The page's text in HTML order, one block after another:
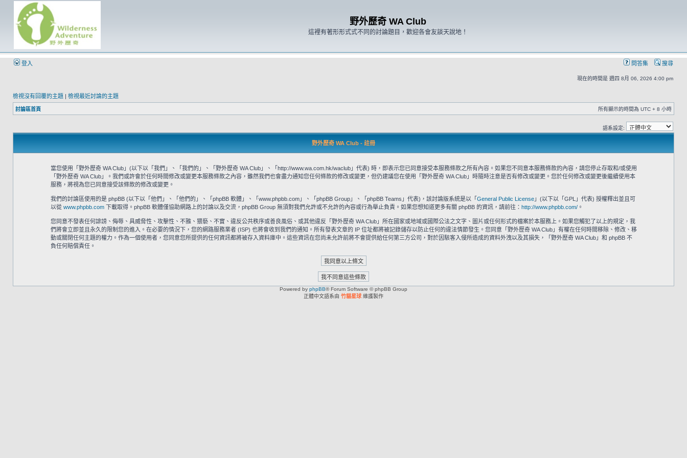
野外歷奇 WA Club
這裡有著形形式式不同的討論題目，歡迎各會友談天說地！
登入 問答集 搜尋
現在的時間是 週四 8月 06, 2026 4:00 pm
檢視沒有回覆的主題 | 檢視最近討論的主題
討論區首頁 所有顯示的時間為 UTC + 8 小時
語系設定:
野外歷奇 WA Club - 註冊
當您使用「野外歷奇 WA Club」(以下以「我們」、「我們的」、「野外歷奇 WA Club」、「http://www.wa.com.hk/waclub」代表) 時，即表示您已同意接受本服務條款之所有內容。如果您不同意本服務條款的內容，請您停止存取和/或使用
「野外歷奇 WA Club」。我們或許會於任何時間修改或變更本服務條款之內容，雖然我們也會盡力通知您任何條款的修改或變更，但仍建議您在使用「野外歷奇 WA Club」時隨時注意是否有修改或變更。您於任何修改或變更後繼續使用本
服務，將視為您已同意接受該條款的修改或變更。
我們的討論區使用的是 phpBB (以下以「他們」、「他們的」、「phpBB 軟體」、「www.phpbb.com」、「phpBB Group」、「phpBB Teams」代表)，該討論版系統是以「 General Public License」(以下以「GPL」代表) 授權釋出並且可
以從 www.phpbb.com下載取得。phpBB 軟體僅協助網路上的討論以及交流，phpBB Group 無須對我們允許或不允許的內容或行為舉止負責。如果您想知道更多有關 phpBB 的資訊，請前往： http://www.phpbb.com/。
您同意不發表任何誹謗、侮辱、具威脅性、攻擊性、不雅、猥褻、不實、違反公共秩序或善良風俗、或其他違反「野外歷奇 WA Club」所在國家或地域或國際公法之文字、圖片或任何形式的檔案於本服務上。如果您觸犯了以上的規定，我
們將會立即並且永久的限制您的進入。在必要的情況下，您的網路服務業者 (ISP) 也將會收到我們的通知。所有發表文章的 IP 位址都將被記錄儲存以防止任何的違法情節發生。您同意「野外歷奇 WA Club」有權在任何時間移除、修改、移
動或關閉任何主題的權力。作為一個使用者，您同意您所提供的任何資訊都將被存入資料庫中。這些資訊在您尚未允許前將不會提供給任何第三方公司，對於因駭客入侵所造成的資料外洩以及其損失，「野外歷奇 WA Club」和 phpBB 不
負任何賠償責任。
Powered by phpBB® Forum Software © phpBB Group
正體中文語系由 竹貓星球 維護製作